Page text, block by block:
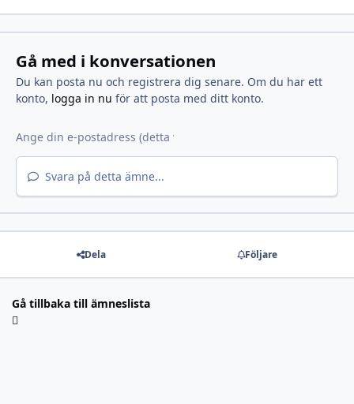
Gå med i konversationen
Du kan posta nu och registrera dig senare. Om du har ett
konto, logga in nu för att posta med ditt konto.
Svara på detta ämne...
Dela Följare
Gå tillbaka till ämneslista